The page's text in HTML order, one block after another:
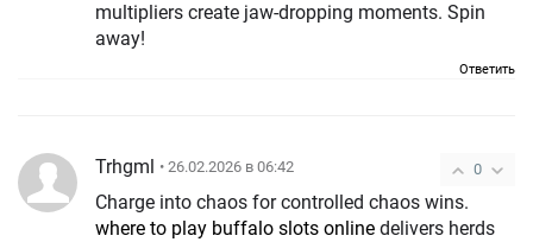
multipliers create jaw-dropping moments. Spin
away!
Ответить
0
Trhgml • 26.02.2026 в 06:42
Charge into chaos for controlled chaos wins.
where to play buffalo slots online delivers herds